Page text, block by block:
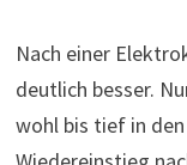
Nach einer
deutlich besser.
wohl bis tief in